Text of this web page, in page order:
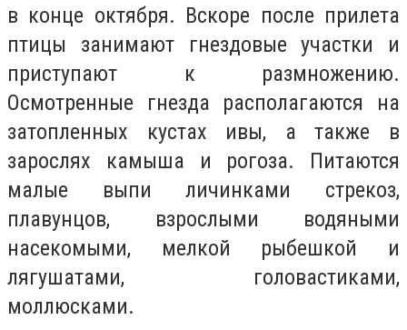
в конце октября. Вскоре после прилета
птицы занимают гнездовые участки и
приступают к размножению.
Осмотренные гнезда располагаются на
затопленных кустах ивы, а также в
зарослях камыша и рогоза. Питаются
малые выпи личинками стрекоз,
плавунцов, взрослыми водяными
насекомыми, мелкой рыбешкой и
лягушатами, головастиками,
моллюсками.